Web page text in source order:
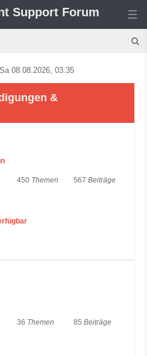
Support Forum
08.08.2026, 03:35
&
450 Themen 567 Beiträge
36 Themen 85 Beiträge